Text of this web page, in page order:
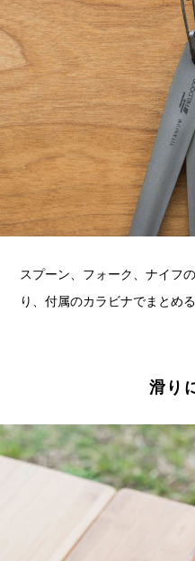
スプーン、フォーク、ナイフ
り、付属のカラビナでまとめ
滑り